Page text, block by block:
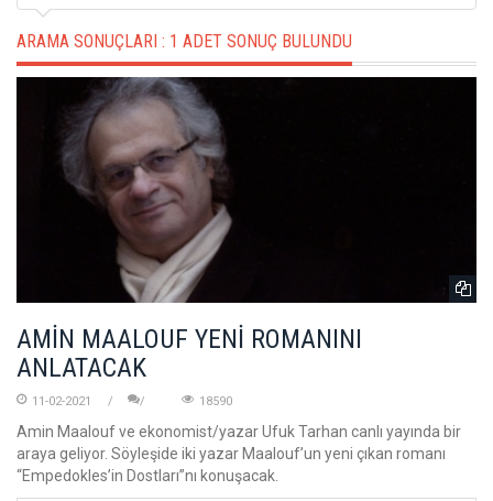
ARAMA SONUÇLARI : 1 ADET SONUÇ BULUNDU
AMİN MAALOUF YENİ ROMANINI
ANLATACAK
11-02-2021 18590
Amin Maalouf ve ekonomist/yazar Ufuk Tarhan canlı yayında bir
araya geliyor. Söyleşide iki yazar Maalouf’un yeni çıkan romanı
“Empedokles’in Dostları”nı konuşacak.